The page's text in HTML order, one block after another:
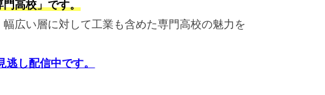
高校」です。
広い層に対して工業も含めた専門高校の魅力を
し配信中です。